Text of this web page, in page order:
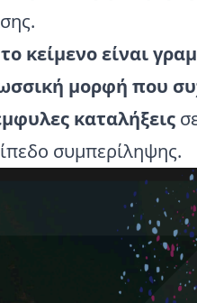
το κείμενο είναι
μορφή που
καταλήξεις
συμπερίληψης.